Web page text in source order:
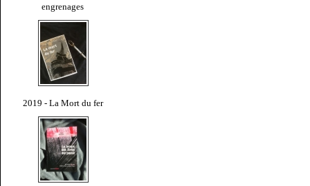
engrenages
2019 - La Mort du fer